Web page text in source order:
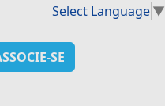
Select Language▼
SE